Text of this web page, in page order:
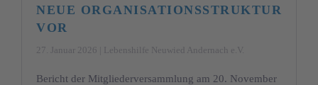
NEUE ORGANISATIONSSTRUKTUR
VOR
27. Januar 2026 | Lebenshilfe Neuwied Andernach e.V.
Bericht der Mitgliederversammlung am 20. November